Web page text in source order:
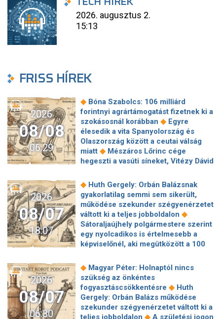
2026. augusztus 2.
15:13
FRISS HÍREK
2026
08/08
06:29
◆ Bóna Szabolcs: 106 milliárd
forintnyi agrártámogatást fizetnek ki a
szokásosnál korábban ◆ Egyre
élesedik a vita Spanyolország és
Olaszország között a ceutai válság
miatt ◆ Mészáros Lőrinc cége
hegeszti a vasúti síneket, Vitézy Dávid
tesz a Bosnyák téri irodakomplexum
beruházója, ha az állam felmondja a
szerződésüket ◆ Megérkezett
Magyar Péter bejelentése: így költik
el a 6 ezer milliárd forintnyi uniós
◆Megbénult az ivóvíztárolók
töltése Ózdon – de máshol is komoly
nehézségek adódtak◆
éjszaka is könnyebb lesz hazajutni
Megszólal Filep Dávid, Magyar Péter
feljelentője: "Ez valóban büntetőügy!"
◆Megszólalt a szomjazó gólyát itató
közutas◆24 év korkülönbség, 24.
2026
08/07
18:07
◆ Huth Gergely: Orbán Balázsnak
gyakorlatilag semmi sem sikerült,
működése szekunder szégyenérzetet
váltott ki a teljes jobboldalon ◆
Sátoraljaújhely polgármestere szerint
egy nyolcadikos is értelmesebb a
képviselőnél, aki megütközött a 100
hírszerzés szerint Putyin pár éven
belül megtámadhat egy NATO-
tagállamot ◆ Vitézy Dávid
elmagyarázta, miért Mészárosék
cége nyerte a közbeszerzést
sínhegesztésre◆ Nagy cégek
2026
08/07
06:30
◆ Magyar Péter: Holnaptól nincs
szükség az önkéntes
fogyasztáscsökkentésre ◆ Huth
Gergely: Orbán Balázs működése
szekunder szégyenérzetet váltott ki a
teljes jobboldalon ◆ A születési jogon